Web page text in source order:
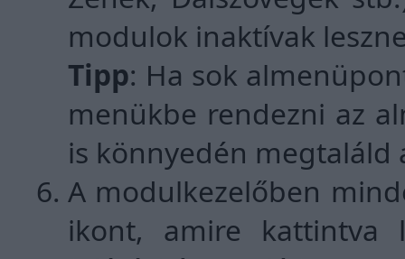
modulok inaktívak
Tipp: Ha sok
menükbe rendezni az
is könnyedén megtaláld
A modulkezelőben
ikont, amire